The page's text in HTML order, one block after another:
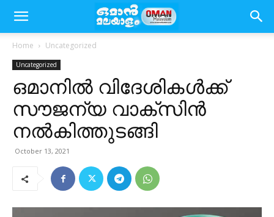
Home Uncategorized
Uncategorized
ഒമാനിൽ വിദേശികൾക്ക്
സൗജന്യ വാക്സിൻ
നൽകിത്തുടങ്ങി
October 13, 2021